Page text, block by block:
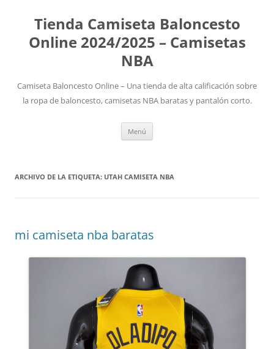
Tienda Camiseta Baloncesto
Online 2024/2025 – Camisetas
NBA
Camiseta Baloncesto Online – Una tienda de alta calificación sobre
la ropa de baloncesto, camisetas NBA baratas y pantalón corto.
Menú
ARCHIVO DE LA ETIQUETA: UTAH CAMISETA NBA
mi camiseta nba baratas